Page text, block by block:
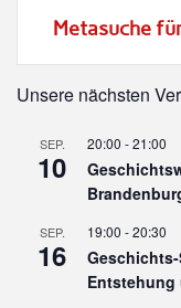
Metasuche
Unsere nächsten
SEP.
10
20:00 -21:00
SEP.
16
19:00 -20:30
Entstehung